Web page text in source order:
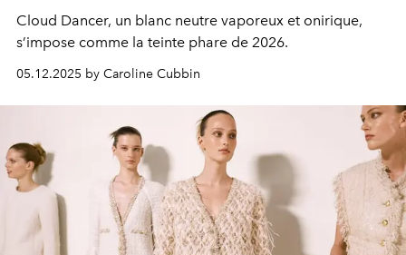
Cloud Dancer, un blanc neutre vaporeux et onirique,
s’impose comme la teinte phare de 2026.
05.12.2025 by Caroline Cubbin